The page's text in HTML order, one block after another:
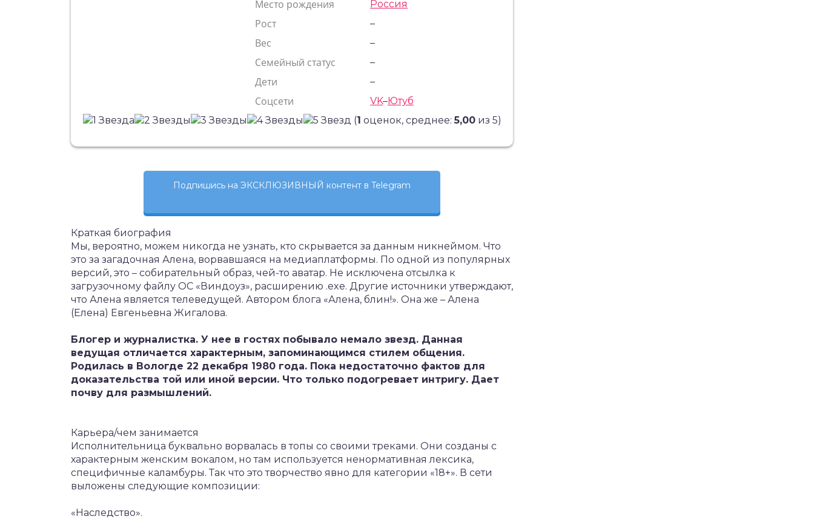
Место рождения Россия
Рост –
Вес –
Семейный статус –
Дети –
Соцсети VK–Ютуб
(1 оценок, среднее:5,00из 5)
Подпишись на ЭКСКЛЮЗИВНЫЙ контент в Telegram
Краткая биография
Мы, вероятно, можем никогда не узнать, кто скрывается за данным никнеймом. Что
это за загадочная Алена, ворвавшаяся на медиаплатформы. По одной из популярных
версий, это – собирательный образ, чей-то аватар. Не исключена отсылка к
загрузочному файлу ОС «Виндоуз», расширению .exe. Другие источники утверждают,
что Алена является телеведущей. Автором блога «Алена, блин!». Она же – Алена
(Елена) Евгеньевна Жигалова.
Блогер и журналистка. У нее в гостях побывало немало звезд. Данная
ведущая отличается характерным, запоминающимся стилем общения.
Родилась в Вологде 22 декабря 1980 года. Пока недостаточно фактов для
доказательства той или иной версии. Что только подогревает интригу. Дает
почву для размышлений.
Карьера/чем занимается
Исполнительница буквально ворвалась в топы со своими треками. Они созданы с
характерным женским вокалом, но там используется ненормативная лексика,
специфичные каламбуры. Так что это творчество явно для категории «18+». В сети
выложены следующие композиции:
«Наследство».